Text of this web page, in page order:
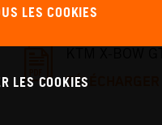
TÉLÉCHARGER
LES COOKIES
LES COOKIES